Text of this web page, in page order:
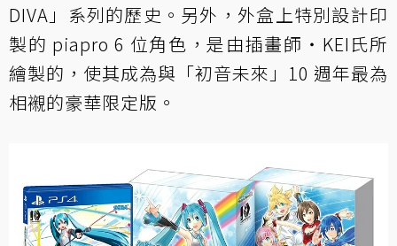
DIVA」系列的歷史。另外，外盒上特別設計印
製的 piapro 6 位角色，是由插畫師・KEI氏所
繪製的，使其成為與「初音未來」10 週年最為
相襯的豪華限定版。